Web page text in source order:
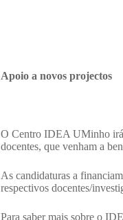
Apoio a novos projectos
O Centro IDEA UMinho irá
docentes, que venham a
As candidaturas a
respectivos docentes/
Para saber mais sobre o